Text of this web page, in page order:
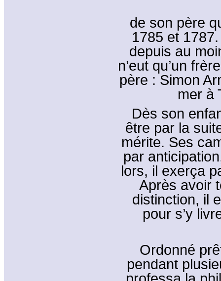
de son père
1785 et
depuis au
n’eut qu’un
père : Simon
mer à
Dès son
être par la
mérite. Ses
par
lors, il exerça
Après avoir
distinction, il
pour s’y
Ordonné
pendant